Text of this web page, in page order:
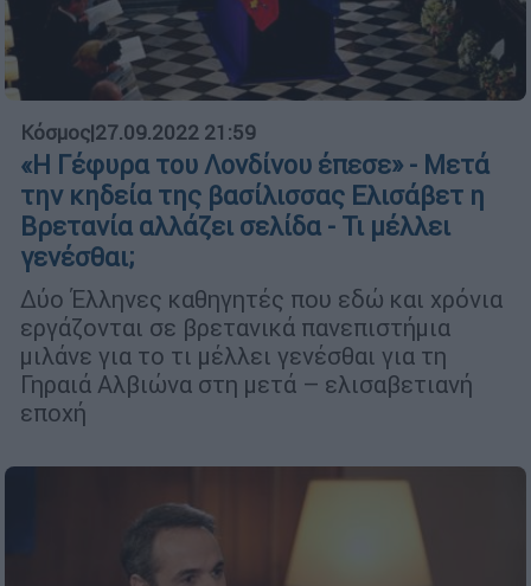
Κόσμος|27.09.2022 21:59
«Η Γέφυρα του Λονδίνου έπεσε» - Μετά
την κηδεία της βασίλισσας Ελισάβετ η
Βρετανία αλλάζει σελίδα - Τι μέλλει
γενέσθαι;
Δύο Έλληνες καθηγητές που εδώ και χρόνια
εργάζονται σε βρετανικά πανεπιστήμια
μιλάνε για το τι μέλλει γενέσθαι για τη
Γηραιά Αλβιώνα στη μετά – ελισαβετιανή
εποχή